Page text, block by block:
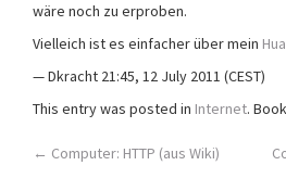
wäre noch zu erproben.
Vielleich ist es einfacher über mein
— Dkracht 21:45, 12 July 2011 (CEST)
This entry was posted in Internet.
Post
← Computer: HTTP (aus Wiki)